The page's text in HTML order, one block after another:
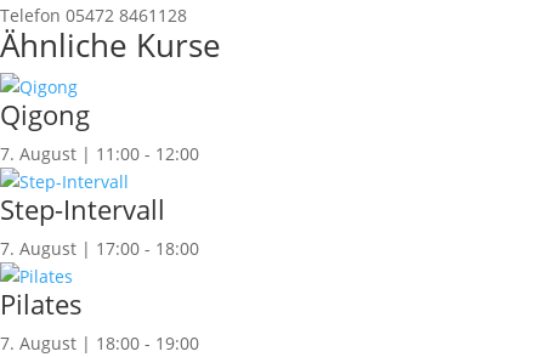
Telefon 05472 8461128
Ähnliche Kurse
Qigong
7. August | 11:00 - 12:00
Step-Intervall
7. August | 17:00 - 18:00
Pilates
7. August | 18:00 - 19:00